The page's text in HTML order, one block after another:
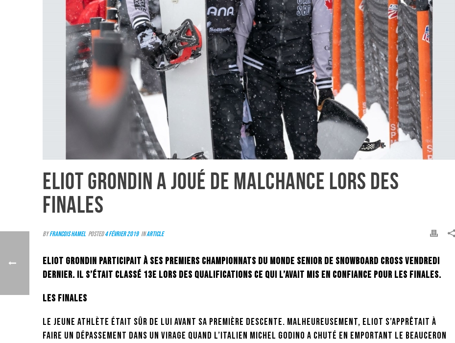
ELIOT GRONDIN A JOUÉ DE MALCHANCE LORS DES
FINALES
ByFrancois Hamel Posted4 février 2019 InArticle
Eliot Grondin participait à ses premiers Championnats du Monde senior de snowboard cross vendredi
dernier. Il s’était classé 13e lors des qualifications ce qui l’avait mis en confiance pour les finales.
Les finales
Le jeune athlète était sûr de lui avant sa première descente. Malheureusement, Eliot s’apprêtait à
faire un dépassement dans un virage quand l’Italien Michel Godino a chuté en emportant le Beauceron